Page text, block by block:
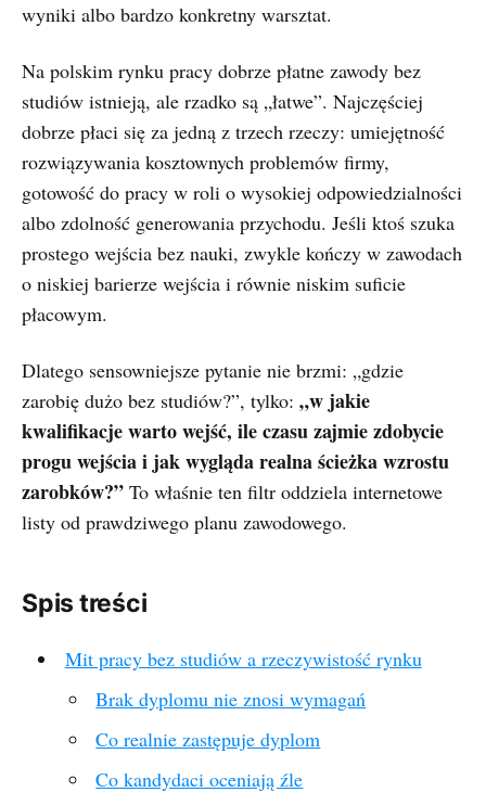
wyniki albo bardzo konkretny warsztat.
Na polskim rynku pracy dobrze płatne zawody bez
studiów istnieją, ale rzadko są „łatwe”. Najczęściej
dobrze płaci się za jedną z trzech rzeczy: umiejętność
rozwiązywania kosztownych problemów firmy,
gotowość do pracy w roli o wysokiej odpowiedzialności
albo zdolność generowania przychodu. Jeśli ktoś szuka
prostego wejścia bez nauki, zwykle kończy w zawodach
o niskiej barierze wejścia i równie niskim suficie
płacowym.
Dlatego sensowniejsze pytanie nie brzmi: „gdzie
zarobię dużo bez studiów?”, tylko: „w jakie
kwalifikacje warto wejść, ile czasu zajmie zdobycie
progu wejścia i jak wygląda realna ścieżka wzrostu
zarobków?” To właśnie ten filtr oddziela internetowe
listy od prawdziwego planu zawodowego.
Spis treści
Mit pracy bez studiów a rzeczywistość rynku
Brak dyplomu nie znosi wymagań
Co realnie zastępuje dyplom
Co kandydaci oceniają źle